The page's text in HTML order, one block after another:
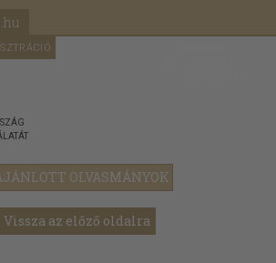
OLVASMÁNYOK
Vissza az előző oldalra